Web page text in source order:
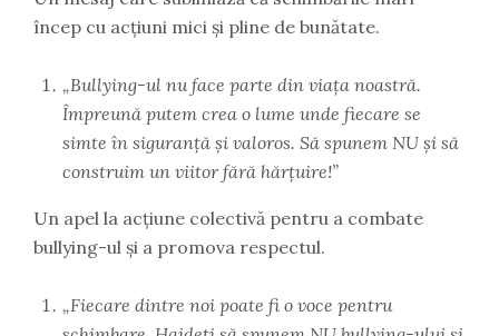
încep cu acțiuni mici și pline de bunătate.
„Bullying-ul nu face parte din viața noastră.
Împreună putem crea o lume unde fiecare se
simte în siguranță și valoros. Să spunem NU și să
construim un viitor fără hărțuire!”
Un apel la acțiune colectivă pentru a combate
bullying-ul și a promova respectul.
„Fiecare dintre noi poate fi o voce pentru